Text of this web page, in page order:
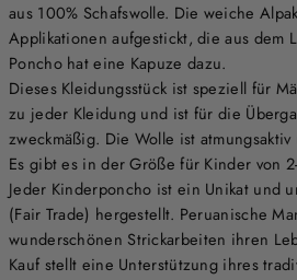
aus 100% Schafswolle. Die weiche
Applikationen aufgestickt, die aus dem
Poncho hat eine Kapuze dazu.
Dieses Kleidungsstück ist speziell für
zu jeder Kleidung und ist für die
zweckmäßig. Die Wolle ist
Es gibt es in der Größe für Kinder von
Jeder Kinderponcho ist ein Unikat und
(Fair Trade) hergestellt. Peruanische
wunderschönen Strickarbeiten ihren
Kauf stellt eine Unterstützung ihres